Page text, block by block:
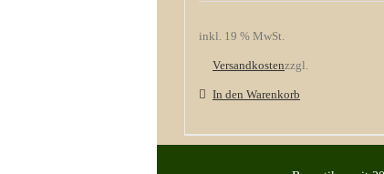
inkl. 19 % MwSt.
zzgl.
Versandkosten
In den Warenkorb